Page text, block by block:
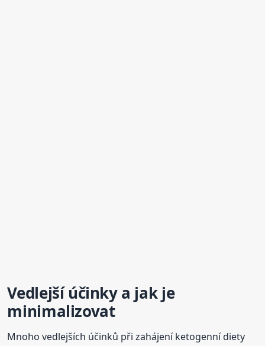
Vedlejší účinky a jak je
minimalizovat
Mnoho vedlejších účinků při zahájení ketogenní diety